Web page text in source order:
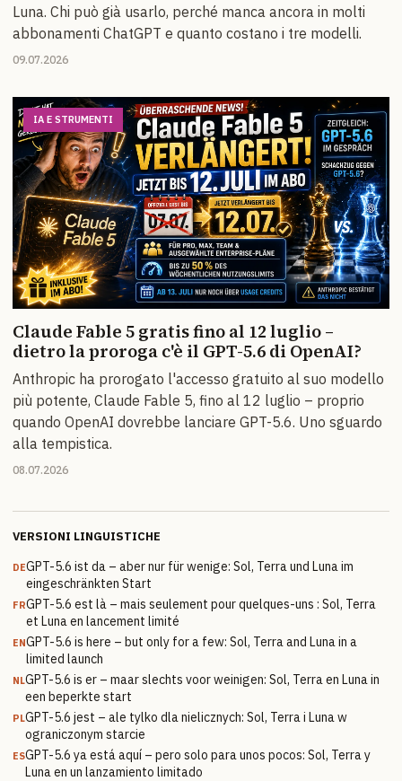
Luna. Chi può già usarlo, perché manca ancora in molti
abbonamenti ChatGPT e quanto costano i tre modelli.
09.07.2026
IA E STRUMENTI
Claude Fable 5 gratis fino al 12 luglio –
dietro la proroga c'è il GPT-5.6 di OpenAI?
Anthropic ha prorogato l'accesso gratuito al suo modello
più potente, Claude Fable 5, fino al 12 luglio – proprio
quando OpenAI dovrebbe lanciare GPT-5.6. Uno sguardo
alla tempistica.
08.07.2026
VERSIONI LINGUISTICHE
DEGPT-5.6 ist da – aber nur für wenige: Sol, Terra und Luna im
eingeschränkten Start
FRGPT-5.6 est là – mais seulement pour quelques-uns : Sol, Terra
et Luna en lancement limité
ENGPT-5.6 is here – but only for a few: Sol, Terra and Luna in a
limited launch
NLGPT-5.6 is er – maar slechts voor weinigen: Sol, Terra en Luna in
een beperkte start
PLGPT-5.6 jest – ale tylko dla nielicznych: Sol, Terra i Luna w
ograniczonym starcie
ESGPT-5.6 ya está aquí – pero solo para unos pocos: Sol, Terra y
Luna en un lanzamiento limitado